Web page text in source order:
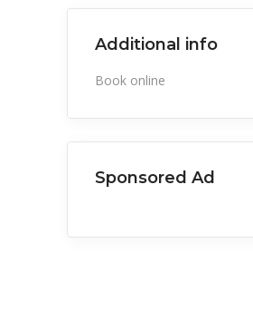
Additional info
Book online
Sponsored Ad